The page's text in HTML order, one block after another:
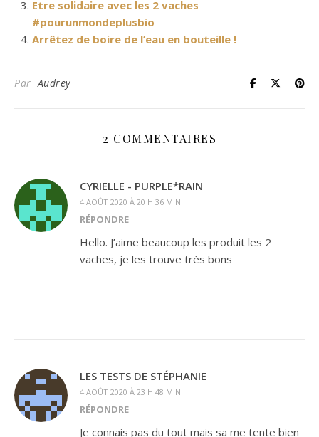
Etre solidaire avec les 2 vaches
#pourunmondeplusbio
Arrêtez de boire de l’eau en bouteille !
ParAudrey
2 COMMENTAIRES
CYRIELLE - PURPLE*RAIN
4 AOÛT 2020 À 20 H 36 MIN
RÉPONDRE
Hello. J’aime beaucoup les produit les 2
vaches, je les trouve très bons
LES TESTS DE STÉPHANIE
4 AOÛT 2020 À 23 H 48 MIN
RÉPONDRE
Je connais pas du tout mais sa me tente bien